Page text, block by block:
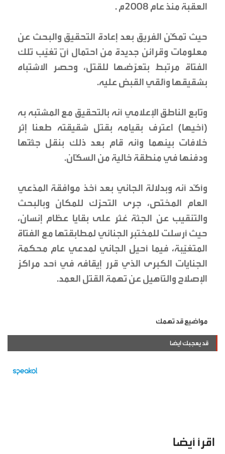
العقبة منذ عام 2008م .
حيث تمكّن الفريق بعد إعادة التحقيق والبحث عن
معلومات وقرائن جديدة من احتمال أنّ تغيّب تلك
الفتاة مرتبط بتعرّضها للقتل، وحصر الاشتباه
بشقيقها وأُلقي القبض عليه.
وتابع الناطق الإعلامي أنه بالتحقيق مع المشتبه به
(أخيها) اعترف بقيامه بقتل شقيقته طعنا إثر
خلافات بينهما وأنه قام بعد ذلك بنقل جثّتها
ودفنها في منطقة خالية من السكّان.
وأكّد أنه وبدلالة الجاني بعد أخذ موافقة المدّعي
العام المختص، جرى التحرّك للمكان وبالبحث
والتنقيب عن الجثة عُثر على بقايا عظام إنسان،
حيث أرسلت للمختبر الجنائي لمطابقتها مع الفتاة
المتغيّبة، فيما أحيل الجاني لمدعي عام محكمة
الجنايات الكبرى الذي قرر إيقافه في أحد مراكز
الإصلاح والتأهيل عن تهمة القتل العمد.
مواضيع قد تهمك
قد يعجبك ايضا
اقرأ أيضا